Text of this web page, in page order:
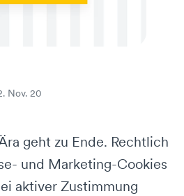
Nov. 20
geht zu Ende. Rechtlich
und Marketing-Cookies
aktiver Zustimmung